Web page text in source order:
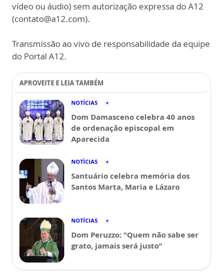
vídeo ou áudio) sem autorização expressa do A12
(contato@a12.com).
Transmissão ao vivo de responsabilidade da equipe
do Portal A12.
APROVEITE E LEIA TAMBÉM
NOTÍCIAS
Dom Damasceno celebra 40 anos
de ordenação episcopal em
Aparecida
NOTÍCIAS
Santuário celebra memória dos
Santos Marta, Maria e Lázaro
NOTÍCIAS
Dom Peruzzo: "Quem não sabe ser
grato, jamais será justo"